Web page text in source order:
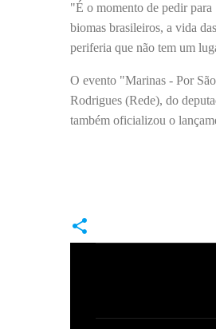
"É o momento de pedir
biomas brasileiros, a vida
periferia que não tem um
O evento "Marinas - Por
Rodrigues (Rede), do
também oficializou o